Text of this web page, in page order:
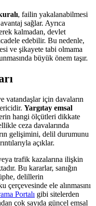
, failin yakalanabilmesi
sağlar. Ayrıca
kalmadan, devlet
edebilir. Bu nedenle,
ve şikayete tabi olmama
büyük önem taşır.
vatandaşlar için davaların
Yargıtay emsal
hangi ölçütleri dikkate
ceza davalarında
gelişimini, delil durumunu
açıklar.
trafik kazalarına ilişkin
Bu kararlar, sanığın
delillerin
çerçevesinde ele alınmasını
Portalı gibi sitelerden
çok sayıda güncel emsal